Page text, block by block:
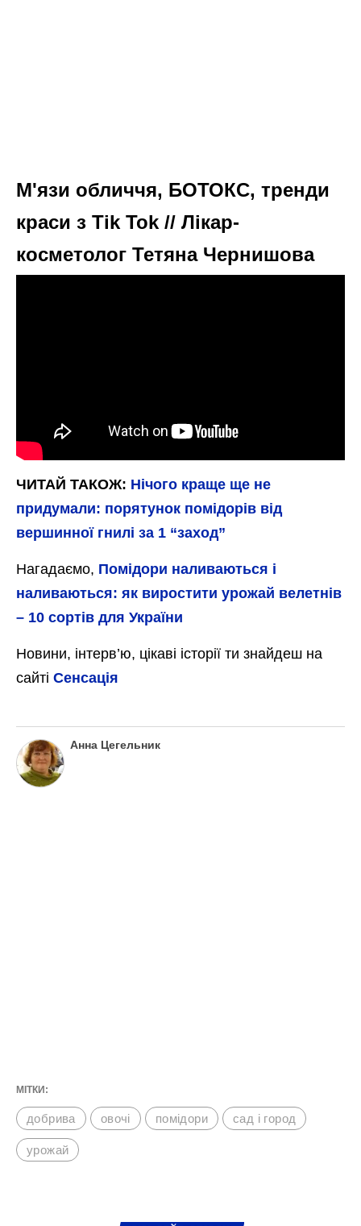
М'язи обличчя, БОТОКС, тренди
краси з Tik Tok // Лікар-
косметолог Тетяна Чернишова
ЧИТАЙ ТАКОЖ: Нічого краще ще не
придумали: порятунок помідорів від
вершинної гнилі за 1 “заход”
Нагадаємо, Помідори наливаються і
наливаються: як виростити урожай велетнів
– 10 сортів для України
Новини, інтерв’ю, цікаві історії ти знайдеш на
сайті Сенсація
Анна Цегельник
МІТКИ:
добрива овочі помідори сад і город
урожай